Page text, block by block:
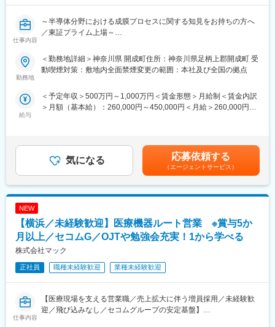
ことができます。
・世の中の人々を助ける新薬の開発に奔走している研究員や生産
・穏やかな社風で、社員の教育や知識の習得に投資をしていく方
針があります。
月残業２０時間前後となっており、時期によって月に数回休日出
勤が発生することもございますが、振替休日を必ず取得していた
■当社の特徴：
・当社は第一三共グループの基幹業務を効率的、且つ安定的に提
供するプロフェッショナル集団として、業務品質の向上や付加価
値の創出に努めています。
さらには第一三共グループ各社の経営課題に対しても専門的な見
地から解決策を提案、実現していく先進的ビジネスサポート企業
を目指していきます。
変更の範囲：会社の定める業務
仕事内容
～半導体分野における成膜プロセスに関する知見をお持ちの方へ
／東証プライム上場～
募集職種では、世界中のお客様と共に心躍るイノベーション（ワ
クワク）を創出し、半導体の持続的な成長と世界の人々の笑顔を
◆募集背景
全般への拡大を図っています。その中で、製膜プロセス向けのプ
リカーサー(ALD・CVD)開発の顧客ニーズが高まっており、素材
開発・装置メーカーとの協業を加速していただける方を募集しま
す。
・当社化学合成チーム/海外関係会社/外部協業会社とのハブとな
り、開発を推進
・国内外の顧客、顧客候補とのコンタクトを通じた顧客ニーズの
リサーチ
・顧客ニーズに対応した評価系探索・構築
・顧客への新製品導入活動
◆仕事の魅力
勤務地
＜勤務地詳細＞神奈川県 開成町住所：神奈川県足柄上郡開成町 受
動喫煙対策：敷地内全面禁煙変更の範囲：本社及び全国の拠点
給与
＜予定年収＞500万円～1,000万円＜賃金形態＞月給制＜賃金内訳
＞月額（基本給）：260,000円～450,000円＜月給＞260,000円～
気になる 応募依頼する
（エージェントサービス）
NEW
【横浜／未経験歓迎】医療機器ルート営業 ※賞与5か
月以上／セコムG／OJTや勉強会充実！1から学べる
株式会社マック
正社員 職種未経験歓迎 業種未経験歓迎
仕事内容
【医療現場を支える営業職／売上拡大に伴う増員採用／未経験歓
迎／飛び込みなし／セコムグループの安定基盤】